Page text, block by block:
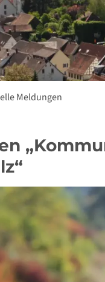
Meldungen